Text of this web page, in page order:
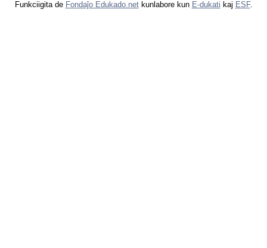
Funkciigita de Fondaĵo Edukado.netkunlabore kun E-dukati kaj ESF.